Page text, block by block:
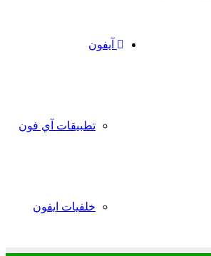
آيفون
تطبيقات آي فون
خلفيات ايفون